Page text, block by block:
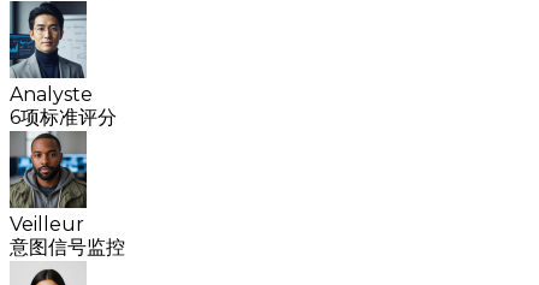
Analyste
6项标准评分
Veilleur
意图信号监控